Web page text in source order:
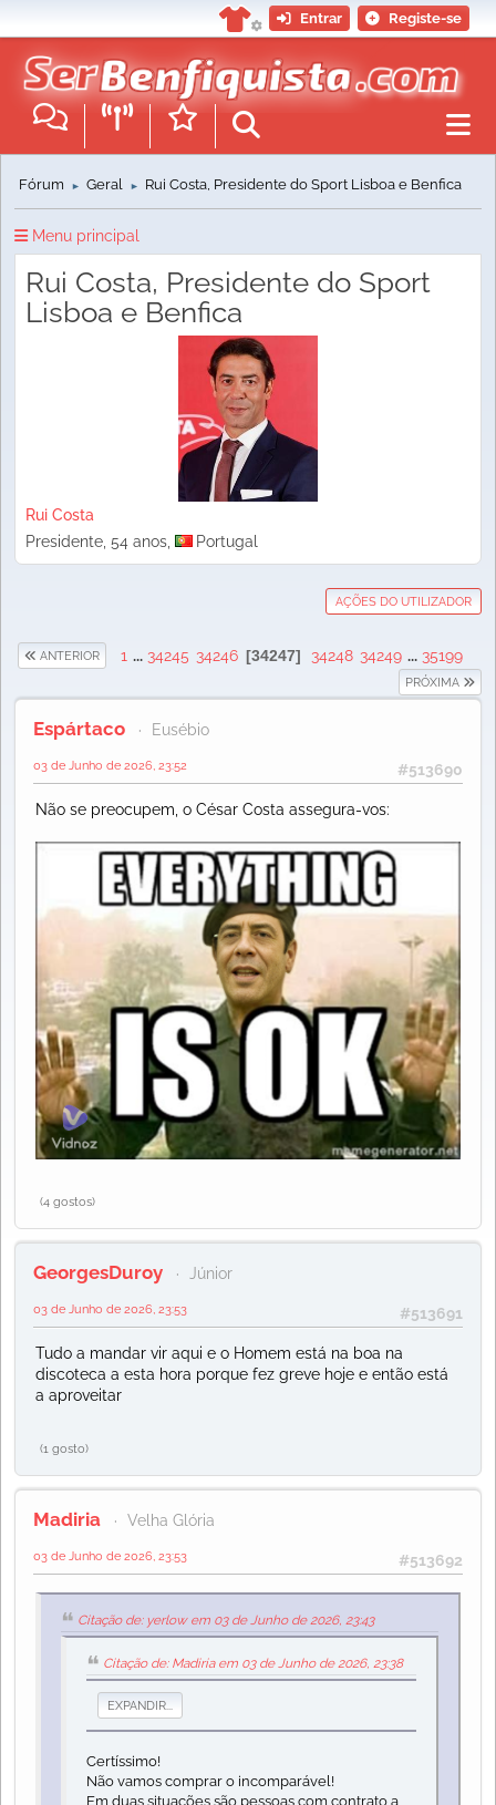
Entrar Registe-se
Fórum ► Geral ► Rui Costa, Presidente do Sport Lisboa e Benfica
Menu principal
Rui Costa, Presidente do Sport
Lisboa e Benfica
Rui Costa
Presidente, 54 anos,
Portugal
AÇÕES DO UTILIZADOR
ANTERIOR 1 ... 34245 34246 34247 34248 34249 ... 35199
PRÓXIMA
Espártaco Eusébio
#513690
03 de Junho de 2026, 23:52
Não se preocupem, o César Costa assegura-vos:
(4 gostos)
GeorgesDuroy Júnior
#513691
03 de Junho de 2026, 23:53
Tudo a mandar vir aqui e o Homem está na boa na
discoteca a esta hora porque fez greve hoje e então está
a aproveitar
(1 gosto)
Madiria Velha Glória
#513692
03 de Junho de 2026, 23:53
Citação de: yerlow em 03 de Junho de 2026, 23:43
Citação de: Madiria em 03 de Junho de 2026, 23:38
EXPANDIR...
Certíssimo!
Não vamos comprar o incomparável!
Em duas situações são pessoas com contrato a